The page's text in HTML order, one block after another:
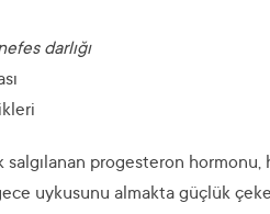
darlığı
progesteron hormonu,
uykusunu almakta güçlük